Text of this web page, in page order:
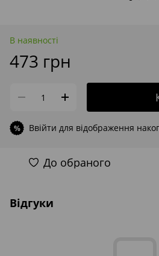
В наявності
473 грн
% Ввійти для відображення
До обраного
Відгуки